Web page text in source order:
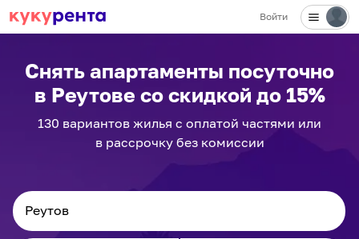
Войти
Снять апартаменты посуточно
в Реутове со скидкой до 15%
130 вариантов жилья с оплатой частями или
в рассрочку без комиссии
✕